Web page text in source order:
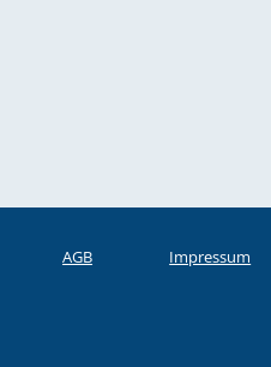
AGB Impressum